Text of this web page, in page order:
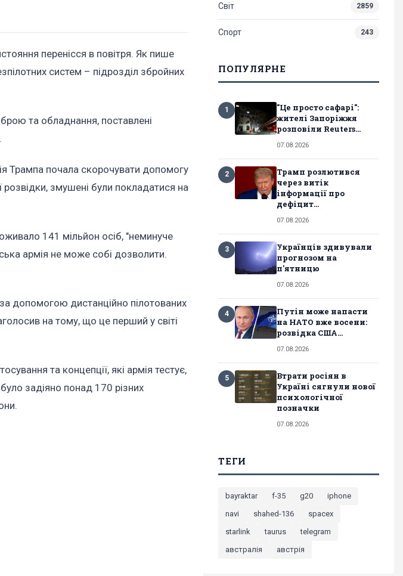
перенісся в повітря. Як пише
систем – підрозділ збройних
та обладнання, поставлені
Трампа почала скорочувати допомогу
розвідки, змушені були покладатися на
141 мільйон осіб, "неминуче
армія не може собі дозволити.
за допомогою дистанційно пілотованих
на тому, що це перший у світі
та концепції, які армія тестує,
задіяно понад 170 різних
Світ 2859
Спорт 243
ПОПУЛЯРНЕ
1
"Це просто сафарі":
жителі Запоріжжя
розповіли Reuters...
07.08.2026
2
Трамп розлютився
через витік
інформації про
дефіцит...
07.08.2026
3
Українців здивували
прогнозом на
п'ятницю
07.08.2026
4
Путін може напасти
на НАТО вже восени:
розвідка США...
07.08.2026
5
Втрати росіян в
Україні сягнули нової
психологічної
позначки
07.08.2026
ТЕГИ
bayraktar f-35 g20
iphone
navi
shahed-136
spacex
starlink
taurus
telegram
австралія
австрія